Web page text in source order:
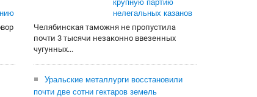
крупную партию
нелегальных казанов
Челябинская таможня не пропустила
почти 3 тысячи незаконно ввезенных
чугунных...
Уральские металлурги восстановили
почти две сотни гектаров земель